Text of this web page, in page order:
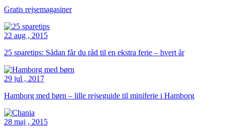
Gratis rejsemagasiner
22 aug , 2015
25 sparetips: Sådan får du råd til en ekstra ferie – hvert år
29 jul , 2017
Hamborg med børn – lille rejseguide til miniferie i Hamborg
28 maj , 2015